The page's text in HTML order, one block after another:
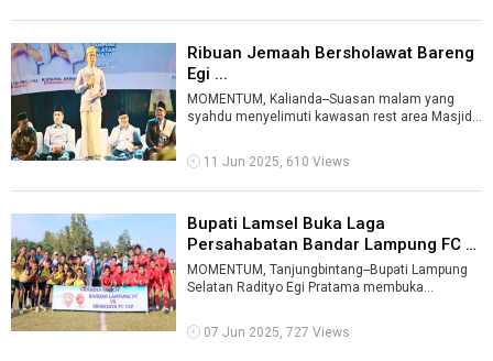
Ribuan Jemaah Bersholawat Bareng
Egi ...
MOMENTUM, Kalianda--Suasan malam yang
syahdu menyelimuti kawasan rest area Masjid
11 Jun 2025, 610 Views
Bupati Lamsel Buka Laga
Persahabatan Bandar Lampung FC vs
Sriwija ...
MOMENTUM, Tanjungbintang--Bupati Lampung
Selatan Radityo Egi Pratama membuka
Band ...
07 Jun 2025, 727 Views